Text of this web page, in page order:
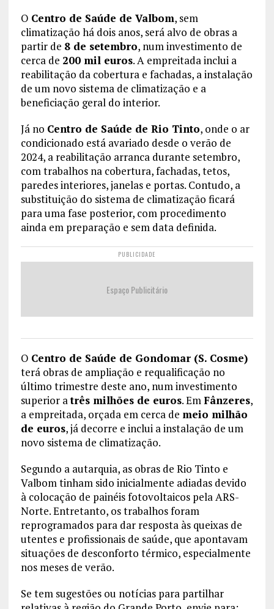
O Centro de Saúde de Valbom, sem
climatização há dois anos, será alvo de obras a
partir de 8 de setembro, num investimento de
cerca de 200 mil euros. A empreitada inclui a
reabilitação da cobertura e fachadas, a instalação
de um novo sistema de climatização e a
beneficiação geral do interior.
Já no Centro de Saúde de Rio Tinto, onde o ar
condicionado está avariado desde o verão de
2024, a reabilitação arranca durante setembro,
com trabalhos na cobertura, fachadas, tetos,
paredes interiores, janelas e portas. Contudo, a
substituição do sistema de climatização ficará
para uma fase posterior, com procedimento
ainda em preparação e sem data definida.
PUBLICIDADE
Espaço Publicitário
O Centro de Saúde de Gondomar (S. Cosme)
terá obras de ampliação e requalificação no
último trimestre deste ano, num investimento
superior atrês milhões de euros. EmFânzeres,
a empreitada, orçada em cerca de meio milhão
de euros, já decorre e inclui a instalação de um
novo sistema de climatização.
Segundo a autarquia, as obras de Rio Tinto e
Valbom tinham sido inicialmente adiadas devido
à colocação de painéis fotovoltaicos pela ARS-
Norte. Entretanto, os trabalhos foram
reprogramados para dar resposta às queixas de
utentes e profissionais de saúde, que apontavam
situações de desconforto térmico, especialmente
nos meses de verão.
Se tem sugestões ou notícias para partilhar